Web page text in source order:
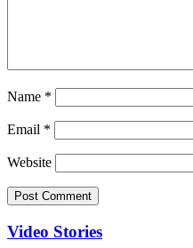
Name *
Email *
Website
Video Stories